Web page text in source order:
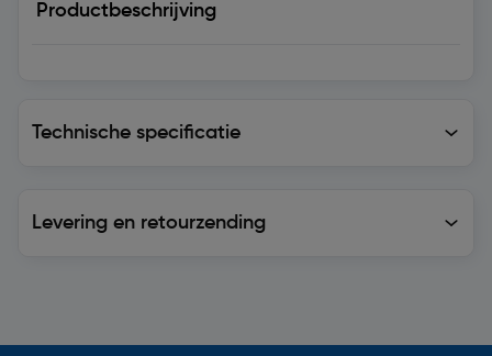
Productbeschrijving
Technische specificatie
Levering en retourzending